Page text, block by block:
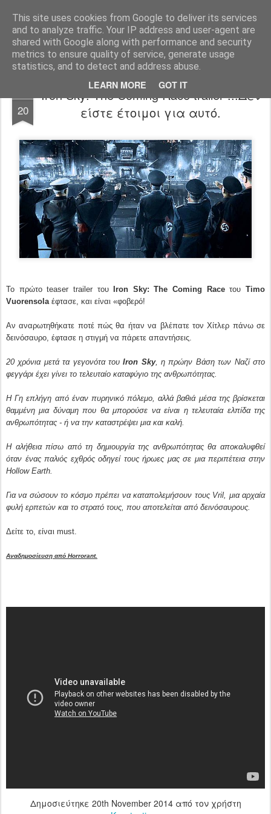
This site uses cookies from Google to deliver its services
and to analyze traffic. Your IP address and user-agent are
shared with Google along with performance and security
metrics to ensure quality of service, generate usage
statistics, and to detect and address abuse.
LEARN MORE GOT IT
FilmBoy
20
Iron Sky: The Coming Race trailer ...Δεν
είστε έτοιμοι για αυτό.
Το πρώτο teaser trailer τουIron Sky: The Coming RaceτουTimo
Vuorensola έφτασε, και είναι «φοβερό!
Αν αναρωτηθήκατε ποτέ πώς θα ήταν να βλέπατε τον Χίτλερ πάνω σε
δεινόσαυρο, έφτασε η στιγμή να πάρετε απαντήσεις.
20 χρόνια μετά τα γεγονότα τουIron Sky, η πρώην Βάση των Ναζί στο
φεγγάρι έχει γίνει το τελευταίο καταφύγιο της ανθρωπότητας.
Η Γη επλήγη από έναν πυρηνικό πόλεμο, αλλά βαθιά μέσα της βρίσκεται
θαμμένη μια δύναμη που θα μπορούσε να είναι η τελευταία ελπίδα της
ανθρωπότητας - ή να την καταστρέψει μια και καλή.
Η αλήθεια πίσω από τη δημιουργία της ανθρωπότητας θα αποκαλυφθεί
όταν ένας παλιός εχθρός οδηγεί τους ήρωες μας σε μια περιπέτεια στην
Hollow Earth.
Για να σώσουν το κόσμο πρέπει να καταπολεμήσουν τους Vril, μια αρχαία
φυλή ερπετών και το στρατό τους, που αποτελείται από δεινόσαυρους.
Δείτε το, είναι must.
Αναδημοσίευση από Horrorant.
Δημοσιεύτηκε 20th November 2014από τον χρήστη